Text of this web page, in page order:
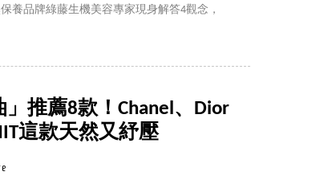
養品牌綠藤生機美容專家現身解答4觀念，
推薦8款！Chanel、Dior
這款天然又紓壓